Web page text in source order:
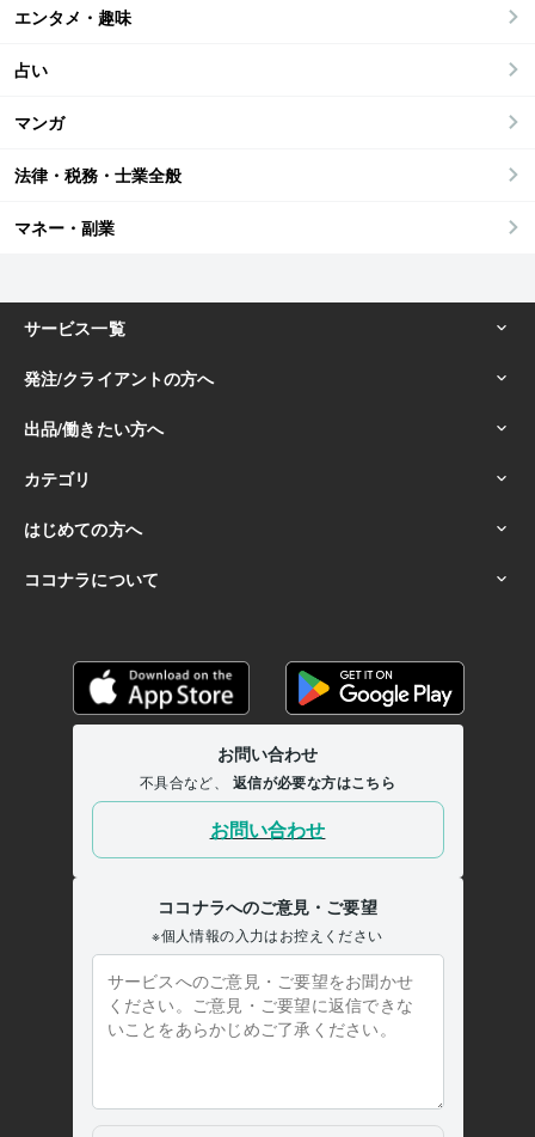
エンタメ・趣味
占い
マンガ
法律・税務・士業全般
マネー・副業